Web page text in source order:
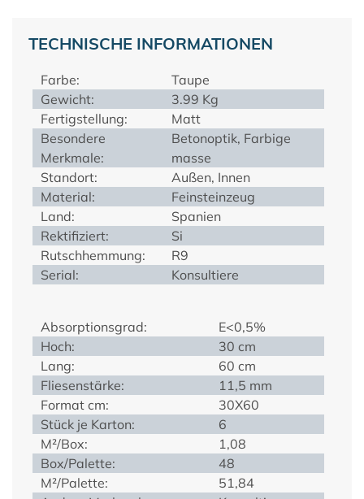
TECHNISCHE INFORMATIONEN
Farbe:
Taupe
Gewicht:
3.99 Kg
Fertigstellung:
Matt
Besondere
Merkmale:
Betonoptik, Farbige
masse
Standort:
Außen, Innen
Material:
Feinsteinzeug
Land:
Spanien
Rektifiziert:
Si
Rutschhemmung:
R9
Serial:
Konsultiere
Absorptionsgrad:
E<0,5%
Hoch:
30 cm
Lang:
60 cm
Fliesenstärke:
11,5 mm
Format cm:
30X60
Stück je Karton:
6
M²/Box:
1,08
Box/Palette:
48
M²/Palette:
51,84